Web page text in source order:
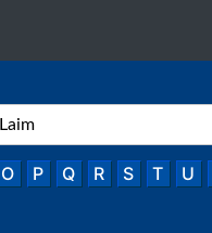
O P Q R S T U